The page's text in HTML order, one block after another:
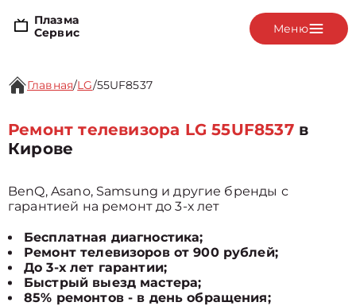
Плазма
Сервис
Меню
Главная/LG/55UF8537
Ремонт телевизора LG 55UF8537в
Кирове
BenQ, Asano, Samsung и другие бренды с
гарантией на ремонт до 3-х лет
Бесплатная диагностика;
Ремонт телевизоров от 900 рублей;
До 3-х лет гарантии;
Быстрый выезд мастера;
85% ремонтов - в день обращения;